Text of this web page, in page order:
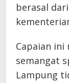
berasal
Capaian
semangat
Lampung